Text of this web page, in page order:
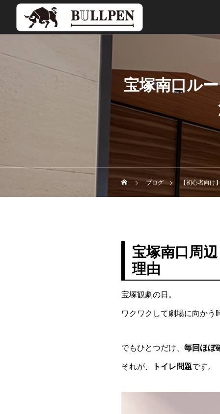
宝塚南口ル
ブログ 【初心者向け
宝塚南口周
理由
宝塚観劇の日。
ワクワクして劇場に向かう
でもひとつだけ、 毎回ほぼ
それが、 トイレ問題です。